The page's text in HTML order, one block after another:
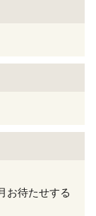
お待たせする